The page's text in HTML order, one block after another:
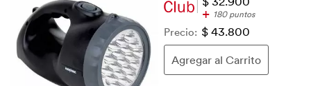
+ 180 puntos
Precio: $ 43.800